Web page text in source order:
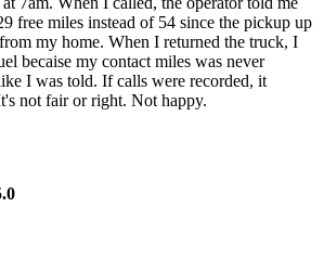
free miles instead of 54 since the pickup up
my home. When I returned the truck, I
becaise my contact miles was never
I was told. If calls were recorded, it
not fair or right. Not happy.